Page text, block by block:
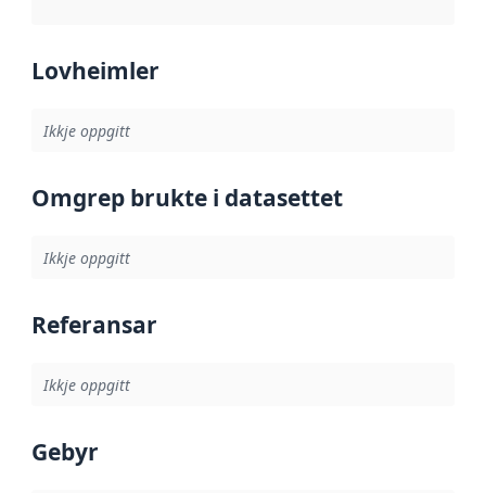
Lovheimler
Ikkje oppgitt
Omgrep brukte i datasettet
Ikkje oppgitt
Referansar
Ikkje oppgitt
Gebyr